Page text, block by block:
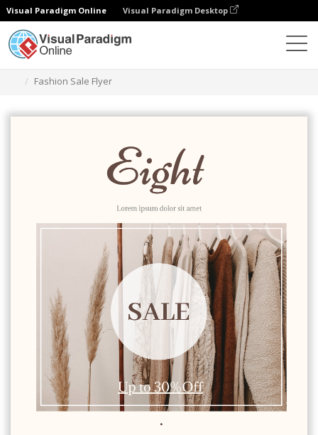
Visual Paradigm Online Visual Paradigm Desktop
Fashion Sale Flyer